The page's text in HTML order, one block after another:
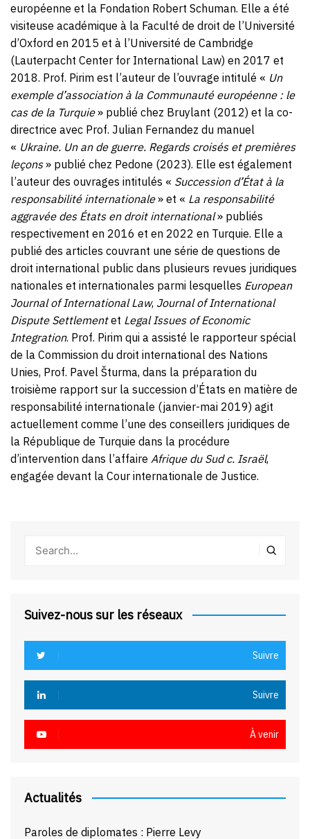
européenne et la Fondation Robert Schuman. Elle a été
visiteuse académique à la Faculté de droit de l’Université
d’Oxford en 2015 et à l’Université de Cambridge
(Lauterpacht Center for International Law) en 2017 et
2018. Prof. Pirim est l’auteur de l’ouvrage intitulé « Un
exemple d’association à la Communauté européenne : le
cas de la Turquie» publié chez Bruylant (2012) et la co-
directrice avec Prof. Julian Fernandez du manuel
« Ukraine. Un an de guerre. Regards croisés et premières
leçons» publié chez Pedone (2023). Elle est également
l’auteur des ouvrages intitulés « Succession d’État à la
responsabilité internationale» et « La responsabilité
aggravée des États en droit international» publiés
respectivement en 2016 et en 2022 en Turquie. Elle a
publié des articles couvrant une série de questions de
droit international public dans plusieurs revues juridiques
nationales et internationales parmi lesquelles European
Journal of International Law, Journal of International
Dispute Settlementet Legal Issues of Economic
Integration. Prof. Pirim qui a assisté le rapporteur spécial
de la Commission du droit international des Nations
Unies, Prof. Pavel Šturma, dans la préparation du
troisième rapport sur la succession d’États en matière de
responsabilité internationale (janvier-mai 2019) agit
actuellement comme l’une des conseillers juridiques de
la République de Turquie dans la procédure
d’intervention dans l’affaire Afrique du Sud c. Israël,
engagée devant la Cour internationale de Justice.
Suivez-nous sur les réseaux
Suivre
Suivre
À venir
Actualités
Paroles de diplomates : Pierre Levy